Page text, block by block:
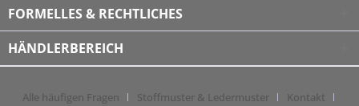
FORMELLES & RECHTLICHES
HÄNDLERBEREICH
Alle häufigen Fragen Stoffmuster & Ledermuster
Kontakt